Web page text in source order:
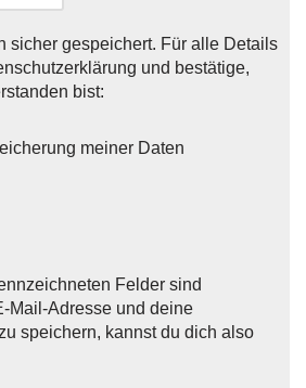
sicher gespeichert. Für alle Details
und bestätige,
bist:
meiner Daten
Felder sind
Mail-Adresse und deine
speichern, kannst du dich also